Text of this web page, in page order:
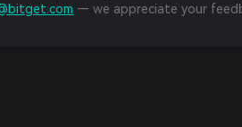
— we appreciate your